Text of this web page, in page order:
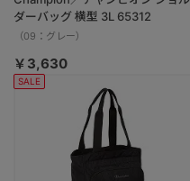
ダーバッグ 横型 3L 65312
（09：グレー）
￥3,630
SALE